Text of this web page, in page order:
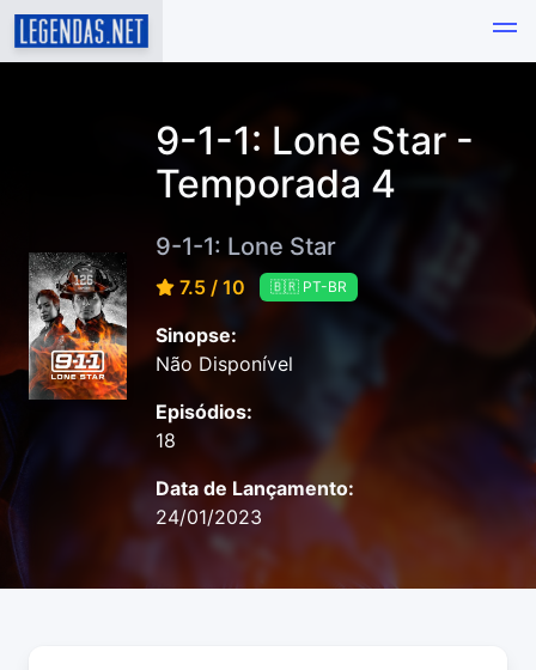
9-1-1: Lone Star -
Temporada 4
9-1-1: Lone Star
7.5 / 10 🇧🇷 PT-BR
Sinopse:
Não Disponível
Episódios:
18
Data de Lançamento:
24/01/2023